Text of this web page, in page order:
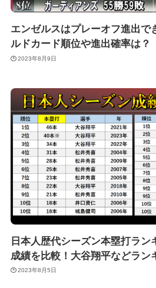
エンゼルスはプレーオフ進出で
ルドカード順位や進出確率は？
2023年8月9日
日本人歴代シーズン本塁打ラ
成績を比較！大谷翔平などラン
2023年8月5日